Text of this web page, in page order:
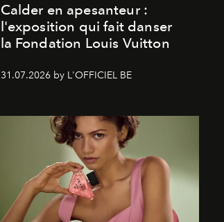
Calder en apesanteur :
l'exposition qui fait danser
la Fondation Louis Vuitton
31.07.2026 by L'OFFICIEL BE